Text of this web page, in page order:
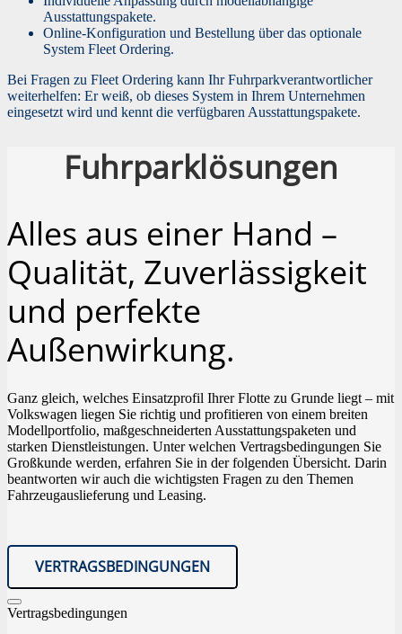
Ausstattungspakete.
Online-Konfiguration und Bestellung über das optionale
System Fleet Ordering.
Bei Fragen zu Fleet Ordering kann Ihr Fuhrparkverantwortlicher
weiterhelfen: Er weiß, ob dieses System in Ihrem Unternehmen
eingesetzt wird und kennt die verfügbaren Ausstattungspakete.
Fuhrparklösungen
Alles aus einer Hand –
Qualität, Zuverlässigkeit
und perfekte
Außenwirkung.
Ganz gleich, welches Einsatzprofil Ihrer Flotte zu Grunde liegt – mit
Volkswagen liegen Sie richtig und profitieren von einem breiten
Modellportfolio, maßgeschneiderten Ausstattungspaketen und
starken Dienstleistungen. Unter welchen Vertragsbedingungen Sie
Großkunde werden, erfahren Sie in der folgenden Übersicht. Darin
beantworten wir auch die wichtigsten Fragen zu den Themen
Fahrzeugauslieferung und Leasing.
VERTRAGSBEDINGUNGEN
Vertragsbedingungen